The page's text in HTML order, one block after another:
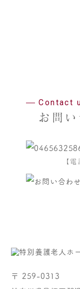
Contact
お問
【
〒 259-0313